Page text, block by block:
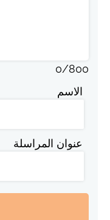
0/800
الاسم
عنوان المراسلة